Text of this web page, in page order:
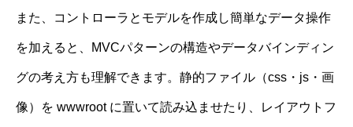
また、コントローラとモデルを作成し簡単なデータ操作
を加えると、MVCパターンの構造やデータバインディン
グの考え方も理解できます。静的ファイル（css・js・画
像）を wwwroot に置いて読み込ませたり、レイアウトフ